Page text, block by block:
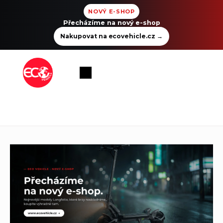
NOVÝ E-SHOP
Přecházíme na nový e-shop
Nakupovat na ecovehicle.cz →
Nákupní